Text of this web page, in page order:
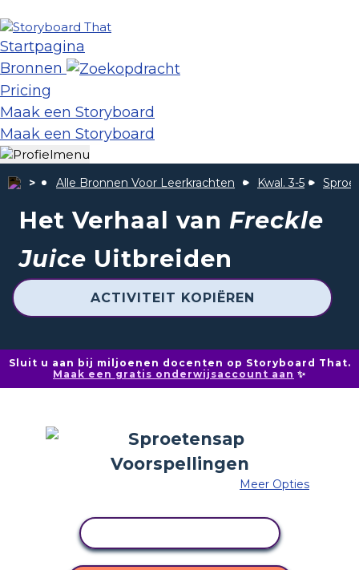
Startpagina
Bronnen
Pricing
Maak een Storyboard
Maak een Storyboard
Alle Bronnen Voor Leerkrachten Kwal. 3-5
Het Verhaal van Freckle
Juice Uitbreiden
ACTIVITEIT KOPIËREN
Sluit u aan bij miljoenen docenten op Storyboard That.
Maak een gratis onderwijsaccount aan ✨
Meer Opties